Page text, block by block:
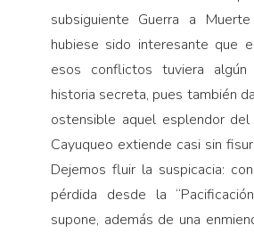
subsiguiente Guerra a
hubiese sido interesante que
esos conflictos tuviera
historia secreta, pues también
ostensible aquel esplendor
Cayuqueo extiende casi sin
Dejemos fluir la suspicacia:
pérdida desde la
supone, además de una